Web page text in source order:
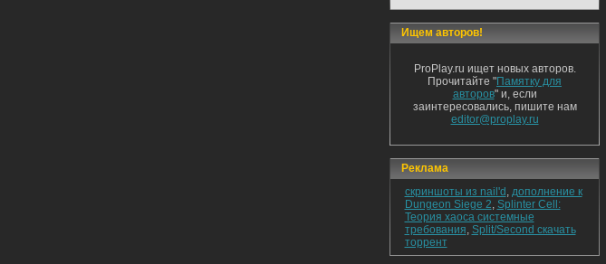
Ищем авторов!
ProPlay.ru ищет новых авторов.
Прочитайте "Памятку для
авторов" и, если
заинтересовались, пишите нам
editor@proplay.ru
Реклама
скриншоты из nail'd , дополнение к
Dungeon Siege 2, Splinter Cell:
Теория хаоса системные
требования, Split/Second скачать
торрент